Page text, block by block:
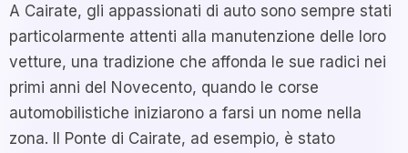
A Cairate, gli appassionati di auto sono sempre stati
particolarmente attenti alla manutenzione delle loro
vetture, una tradizione che affonda le sue radici nei
primi anni del Novecento, quando le corse
automobilistiche iniziarono a farsi un nome nella
zona. Il Ponte di Cairate, ad esempio, è stato